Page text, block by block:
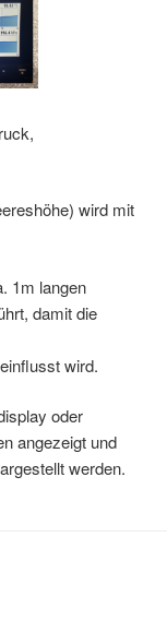
wird mit
1m langen
damit die
wird.
oder
angezeigt und
werden.